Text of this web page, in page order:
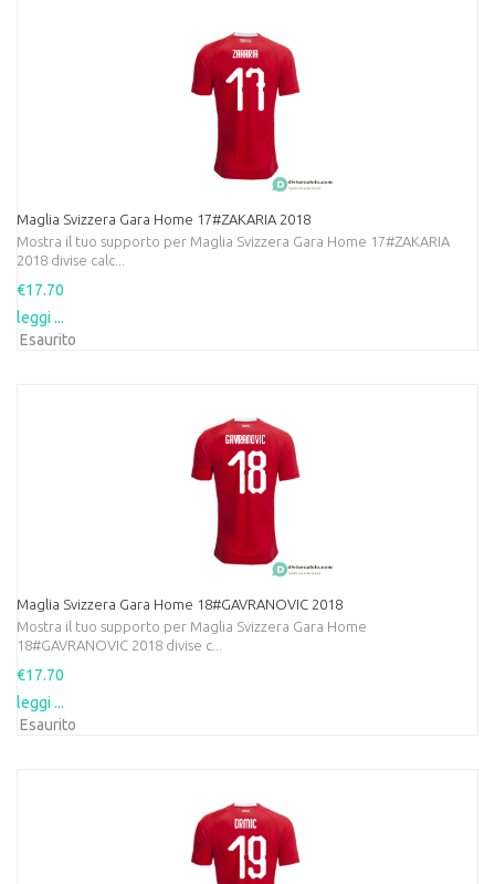
Maglia Svizzera Gara Home 17#ZAKARIA 2018
Mostra il tuo supporto per Maglia Svizzera Gara Home 17#ZAKARIA
2018 divise calc...
€17.70
leggi ...
Esaurito
Maglia Svizzera Gara Home 18#GAVRANOVIC 2018
Mostra il tuo supporto per Maglia Svizzera Gara Home
18#GAVRANOVIC 2018 divise c...
€17.70
leggi ...
Esaurito